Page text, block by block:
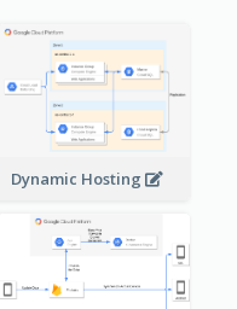
Dynamic Hosting